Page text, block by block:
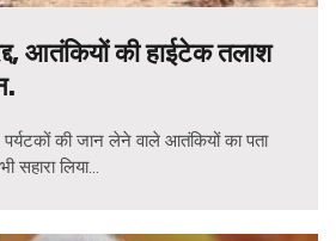
आतंकियों की हाईटेक तलाश
की जान लेने वाले आतंकियों का पता
लिया...